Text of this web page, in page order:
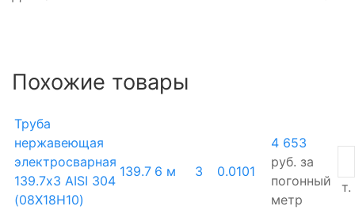
Похожие товары
Труба
нержавеющая
электросварная
139.7х3 AISI 304
(08Х18Н10)
139.7 6 м 3 0.0101
4 653
руб. за
погонный
метр
т.